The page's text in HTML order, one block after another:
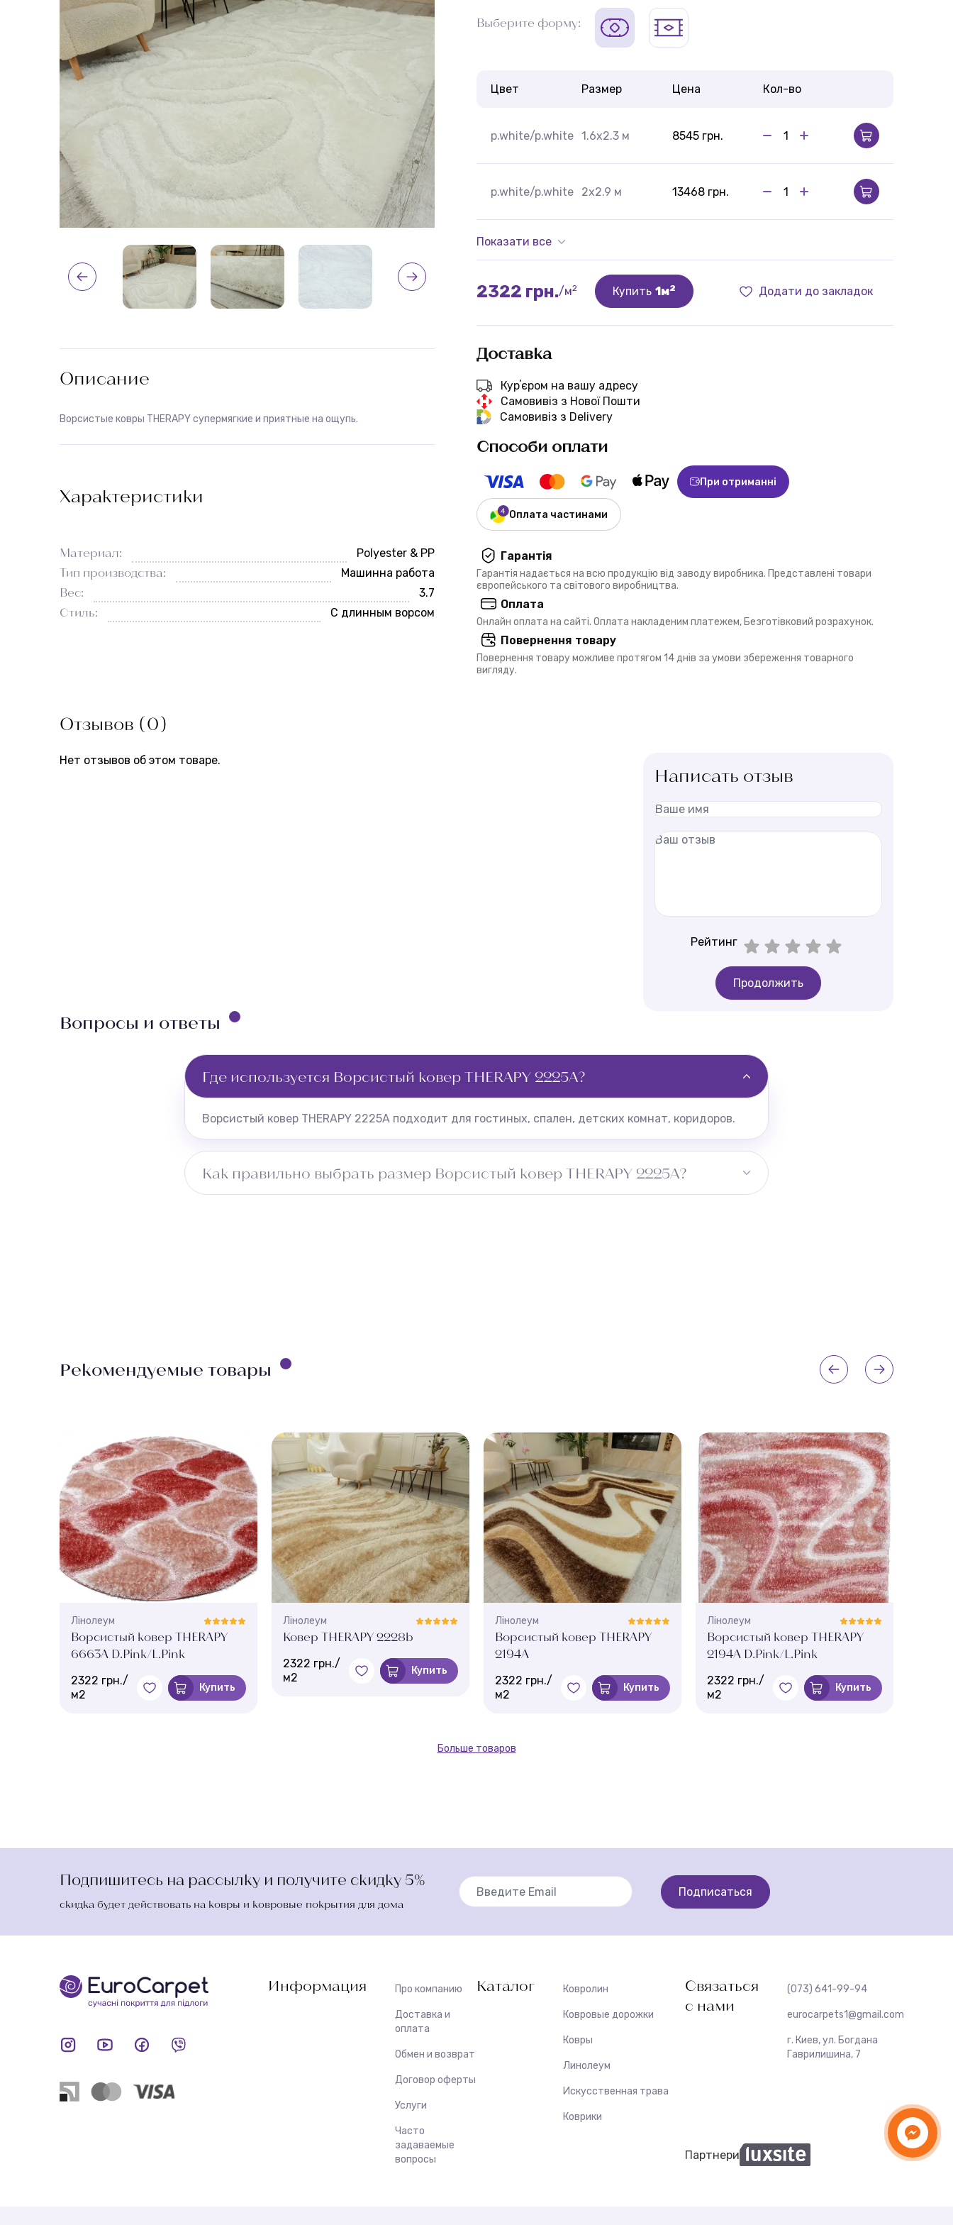
Описание
Ворсистые ковры THERAPY супермягкие и приятные на ощупь.
Характеристики
Материал:
Polyester & PP
Тип производства:
Машинна работа
Вес:
3.7
Стиль:
С длинным ворсом
Выберите форму:
Цвет Размер Цена Кол-во
p.white/p.white 1.6x2.3 м 8545 грн.
p.white/p.white 2x2.9 м 13468 грн.
Показати все
2322 грн./м2 Купить 1м2 Додати до закладок
Доставка
Курʼєром на вашу адресу
Самовивіз з Нової Пошти
Самовивіз з Delivery
Способи оплати
При отриманні
Оплата частинами
Гарантія
Гарантія надається на всю продукцію від заводу виробника. Представлені товари
європейського та світового виробництва.
Оплата
Онлайн оплата на сайті. Оплата накладеним платежем, Безготівковий розрахунок.
Повернення товару
Повернення товару можливе протягом 14 днів за умови збереження товарного
вигляду.
Отзывов (0)
Нет отзывов об этом товаре.
Написать отзыв
Рейтинг
Продолжить
Вопросы и ответы
Где используется Ворсистый ковер THERAPY 2225A?
Ворсистый ковер THERAPY 2225A подходит для гостиных, спален, детских комнат, коридоров.
Как правильно выбрать размер Ворсистый ковер THERAPY 2225A?
Рекомендуемые товары
Лінолеум
Ворсистый ковер THERAPY
6663A D.Pink/L.Pink
2322 грн./
м2
Купить
Лінолеум
Ковер THERAPY 2228b
2322 грн./
м2
Купить
Лінолеум
Ворсистый ковер THERAPY
2194A
2322 грн./
м2
Купить
Лінолеум
Ворсистый ковер THERAPY
2194A D.Pink/L.Pink
2322 грн./
м2
Купить
Больше товаров
Подпишитесь на рассылку и получите скидку 5%
скидка будет действовать на ковры и ковровые покрытия для дома
Подписаться
Информация Про компанию
Доставка и
оплата
Обмен и возврат
Договор оферты
Услуги
Часто
задаваемые
вопросы
Каталог Ковролин
Ковровые дорожки
Ковры
Линолеум
Искусственная трава
Коврики
Связаться
с нами
(073) 641-99-94
eurocarpets1@gmail.com
г. Киев, ул. Богдана
Гаврилишина, 7
Партнери